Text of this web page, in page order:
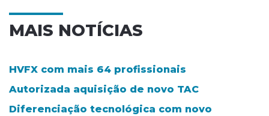
MAIS NOTÍCIAS
HVFX com mais 64 profissionais
Autorizada aquisição de novo TAC
Diferenciação tecnológica com novo